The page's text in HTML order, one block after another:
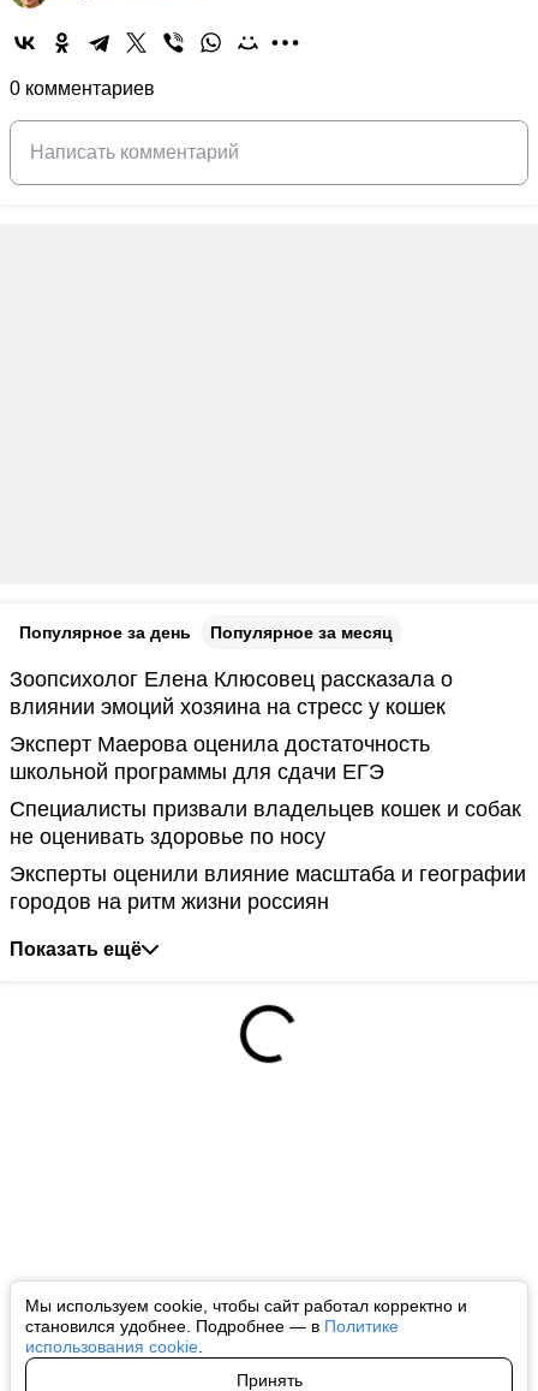
Мы используем cookie, чтобы сайт работал корректно и
становился удобнее. Подробнее — в Политике
использования cookie
Принять
0 комментариев
Популярное за день Популярное за месяц
Зоопсихолог Елена Клюсовец рассказала о
влиянии эмоций хозяина на стресс у кошек
Эксперт Маерова оценила достаточность
школьной программы для сдачи ЕГЭ
Специалисты призвали владельцев кошек и собак
не оценивать здоровье по носу
Эксперты оценили влияние масштаба и географии
городов на ритм жизни россиян
Показать ещё